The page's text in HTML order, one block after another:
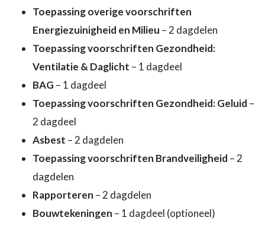
Toepassing overige voorschriften
Energiezuinigheid en Milieu – 2 dagdelen
Toepassing voorschriften Gezondheid:
Ventilatie & Daglicht – 1 dagdeel
BAG – 1 dagdeel
Toepassing voorschriften Gezondheid: Geluid –
2 dagdeel
Asbest – 2 dagdelen
Toepassing voorschriften Brandveiligheid – 2
dagdelen
Rapporteren – 2 dagdelen
Bouwtekeningen – 1 dagdeel (optioneel)